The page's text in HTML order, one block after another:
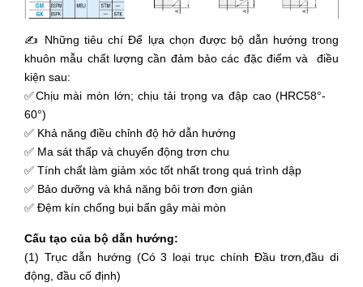
✍ Những tiêu chí Để lựa chọn được bộ dẫn hướng trong
khuôn mẫu chất lượng cần đảm bảo các đặc điểm và điều
kiện sau:
✅Chịu mài mòn lớn; chịu tải trọng va đập cao (HRC58°-
60°)
✅ Khả năng điều chỉnh độ hở dẫn hướng
✅ Ma sát thấp và chuyển động trơn chu
✅ Tính chất làm giảm xóc tốt nhất trong quá trình dập
✅ Bảo dưỡng và khả năng bôi trơn đơn giản
✅ Đệm kín chống bụi bẩn gây mài mòn
Cấu tạo của bộ dẫn hướng:
(1) Trục dẫn hướng (Có 3 loại trục chính Đầu trơn,đầu di
động, đầu cố định)